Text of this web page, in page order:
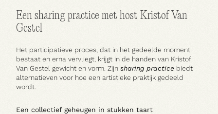
Een sharing practice met host Kristof Van
Gestel
Het participatieve proces, dat in het gedeelde moment
bestaat en erna vervliegt, krijgt in de handen van Kristof
Van Gestel gewicht en vorm. Zijn sharing practicebiedt
alternatieven voor hoe een artistieke praktijk gedeeld
wordt.
Een collectief geheugen in stukken taart